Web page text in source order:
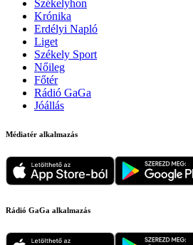
Székelyhon
Krónika
Erdélyi Napló
Liget
Székely Sport
Nőileg
Főtér
Rádió GaGa
Jóállás
Médiatér alkalmazás
Rádió GaGa alkalmazás